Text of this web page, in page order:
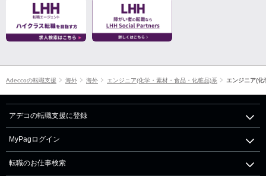
Adeccoの転職支援 海外 海外 エンジニア(化学・素材・食品・化粧品)系 エンジニア(化
アデコの転職支援に登録
MyPagログイン
転職のお仕事検索